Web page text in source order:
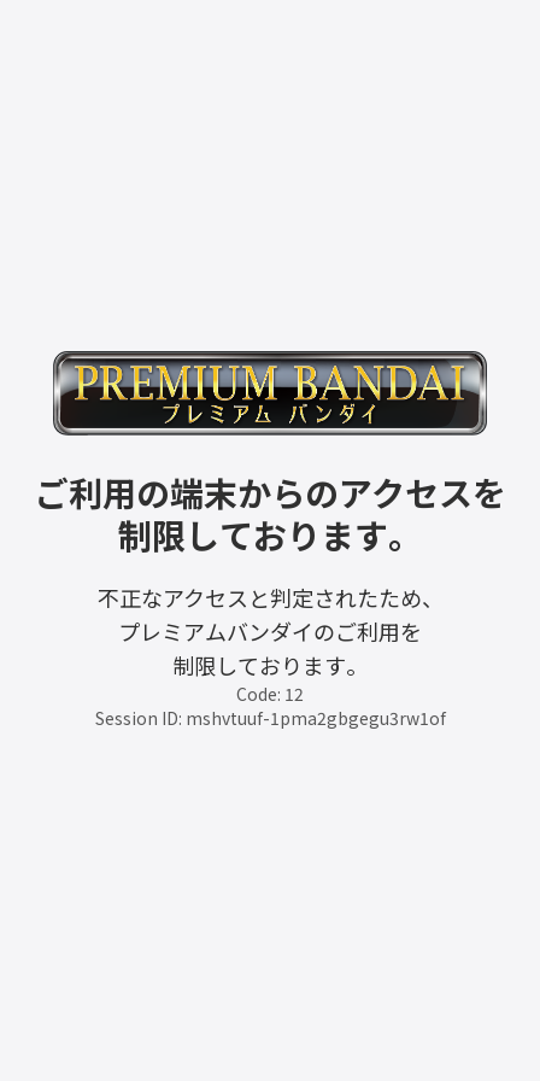
ご利用の端末からのアクセスを
制限しております。
不正なアクセスと判定されたため、
プレミアムバンダイのご利用を
制限しております。
Code: 12
Session ID: mshvtuuf-1pma2gbgegu3rw1of